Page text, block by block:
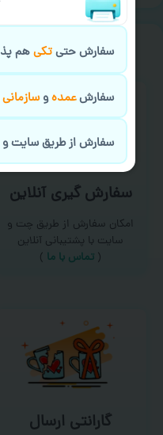
خیالت
سفارش گیری آنلاین
امکان سفارش از طریق چت و
سایت با پشتیبانی آنلاین
( تماس با ما‌ )
گارانتی ارسال
سفارش حتیتکیهم
سفارشعمدهوسازمانی
سفارش از طریق سایت